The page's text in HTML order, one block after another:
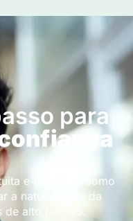
para
e descubra como
a naturalidade da
de alto padrão.